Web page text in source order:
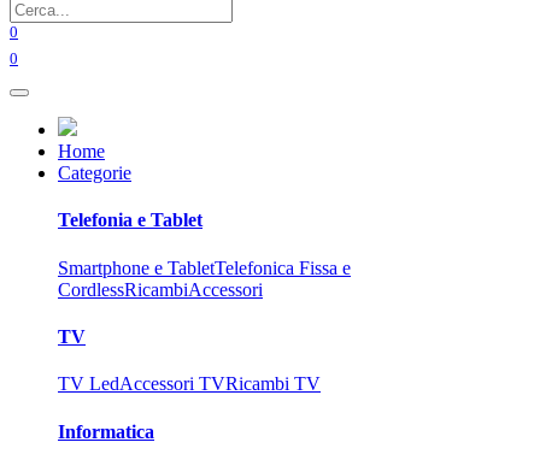
0
0
Home
Categorie
Telefonia e Tablet
Smartphone e TabletTelefonica Fissa e
CordlessRicambiAccessori
TV
TV LedAccessori TVRicambi TV
Informatica